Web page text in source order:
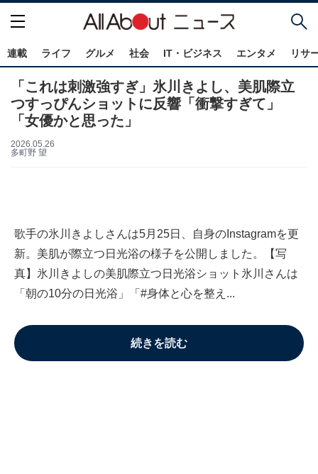
連載 ライフ グルメ 社会 IT・ビジネス エンタメ リサ
「これは刺激強すぎ」氷川きよし、美肌際立
つすっぴんショットに反響「衝撃すぎて」
「女優かと思った」
2026.05.26
多町野 望
歌手の氷川きよしさんは5月25日、自身のInstagramを更
新。美肌が際立つ日光浴の様子を公開しました。【写
真】氷川きよしの美肌際立つ日光浴ショット氷川さんは
「朝の10分の日光浴」「#身体と心を整え...
続きを読む